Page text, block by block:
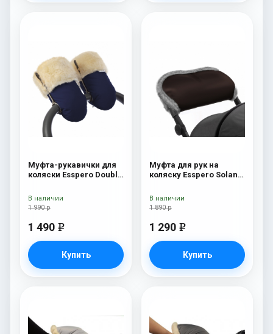
Муфта-рукавички для
коляски Esspero Double
Navy
1 990 р
1 490 e
Купить
В наличии
Муфта для рук на
коляску Esspero Solana
Brown
1 890 р
1 290 e
Купить
В наличии